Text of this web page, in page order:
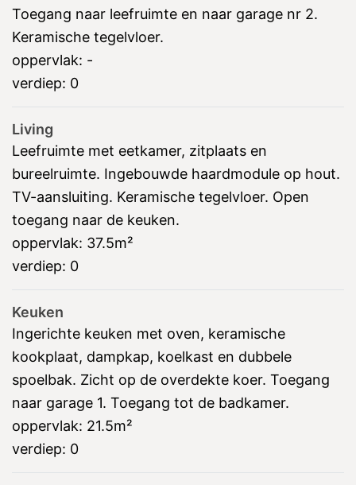
Toegang naar leefruimte en naar garage nr 2.
Keramische tegelvloer.
oppervlak: -
verdiep: 0
Living
Leefruimte met eetkamer, zitplaats en
bureelruimte. Ingebouwde haardmodule op hout.
TV-aansluiting. Keramische tegelvloer. Open
toegang naar de keuken.
oppervlak: 37.5m²
verdiep: 0
Keuken
Ingerichte keuken met oven, keramische
kookplaat, dampkap, koelkast en dubbele
spoelbak. Zicht op de overdekte koer. Toegang
naar garage 1. Toegang tot de badkamer.
oppervlak: 21.5m²
verdiep: 0